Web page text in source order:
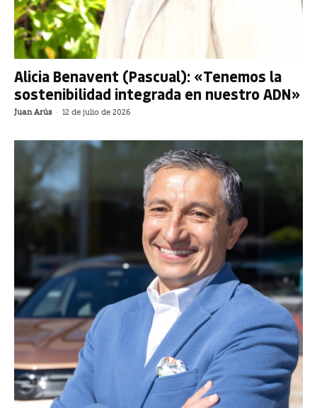
Alicia Benavent (Pascual): «Tenemos la
sostenibilidad integrada en nuestro ADN»
Juan Arús - 12 de julio de 2026